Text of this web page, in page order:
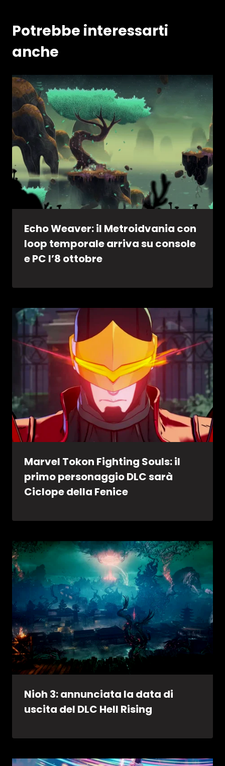
Potrebbe interessarti
anche
Echo Weaver: il Metroidvania con
loop temporale arriva su console
e PC l’8 ottobre
Marvel Tokon Fighting Souls: il
primo personaggio DLC sarà
Ciclope della Fenice
Nioh 3: annunciata la data di
uscita del DLC Hell Rising